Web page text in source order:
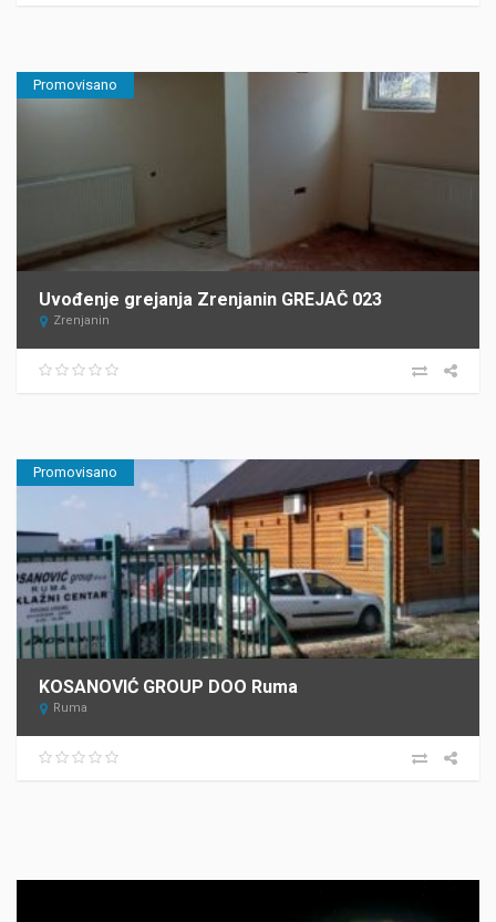
Promovisano
Uvođenje grejanja Zrenjanin GREJAČ 023
Zrenjanin
Promovisano
KOSANOVIĆ GROUP DOO Ruma
Ruma